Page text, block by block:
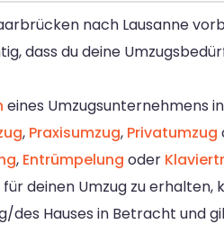
nach Lausanne
dass du deine
eines Umzugsunternehmens
, Praxisumzug, Privatumzug
, Entrümpelung oder
deinen Umzug zu
des Hauses in Betracht und